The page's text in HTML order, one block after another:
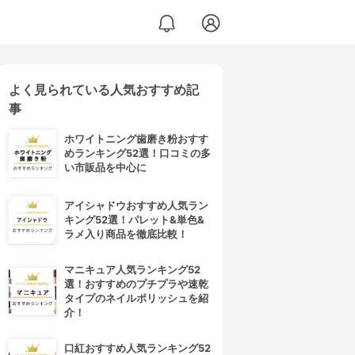
よく見られている人気おすすめ記
事
ホワイトニング歯磨き粉おすす
めランキング52選！口コミの多
い市販品を中心に
アイシャドウおすすめ人気ラン
キング52選！パレット&単色&
ラメ入り商品を徹底比較！
マニキュア人気ランキング52
選！おすすめのプチプラや速乾
タイプのネイルポリッシュを紹
介！
口紅おすすめ人気ランキング52